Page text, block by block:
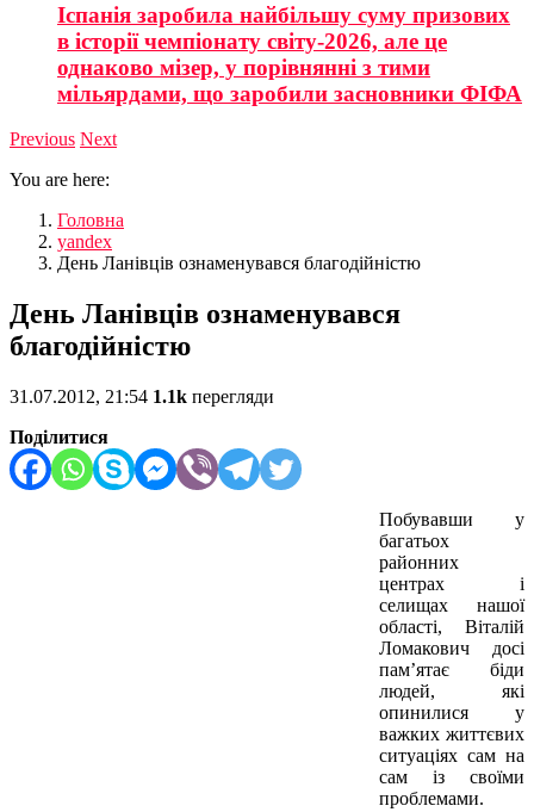
Іспанія заробила найбільшу суму призових
в історії чемпіонату світу-2026, але це
однаково мізер, у порівнянні з тими
мільярдами, що заробили засновники ФІФА
Previous Next
You are here:
Головна
yandex
День Ланівців ознаменувався благодійністю
День Ланівців ознаменувався
благодійністю
31.07.2012, 21:54 1.1k перегляди
Поділитися
Побувавши у
багатьох
районних
центрах і
селищах нашої
області, Віталій
Ломакович досі
пам’ятає біди
людей, які
опинилися у
важких життєвих
ситуаціях сам на
сам із своїми
проблемами.